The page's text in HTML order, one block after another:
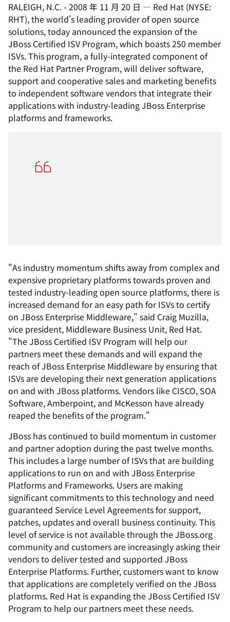
RALEIGH, N.C.- 2008 年 11 月 20 日 — Red Hat (NYSE:
RHT), the world's leading provider of open source
solutions, today announced the expansion of the
JBoss Certified ISV Program, which boasts 250 member
ISVs. This program, a fully-integrated component of
the Red Hat Partner Program, will deliver software,
support and cooperative sales and marketing benefits
to independent software vendors that integrate their
applications with industry-leading JBoss Enterprise
platforms and frameworks.
"As industry momentum shifts away from complex and
expensive proprietary platforms towards proven and
tested industry-leading open source platforms, there is
increased demand for an easy path for ISVs to certify
on JBoss Enterprise Middleware," said Craig Muzilla,
vice president, Middleware Business Unit, Red Hat.
"The JBoss Certified ISV Program will help our
partners meet these demands and will expand the
reach of JBoss Enterprise Middleware by ensuring that
ISVs are developing their next generation applications
on and with JBoss platforms. Vendors like CISCO, SOA
Software, Amberpoint, and McKesson have already
reaped the benefits of the program."
JBoss has continued to build momentum in customer
and partner adoption during the past twelve months.
This includes a large number of ISVs that are building
applications to run on and with JBoss Enterprise
Platforms and Frameworks. Users are making
significant commitments to this technology and need
guaranteed Service Level Agreements for support,
patches, updates and overall business continuity. This
level of service is not available through the JBoss.org
community and customers are increasingly asking their
vendors to deliver tested and supported JBoss
Enterprise Platforms. Further, customers want to know
that applications are completely verified on the JBoss
platforms. Red Hat is expanding the JBoss Certified ISV
Program to help our partners meet these needs.